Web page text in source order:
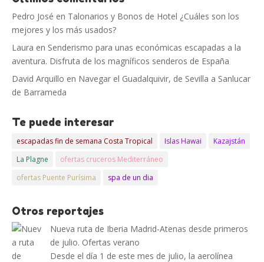
Pedro José en Talonarios y Bonos de Hotel ¿Cuáles son los
mejores y los más usados?
Laura en Senderismo para unas económicas escapadas a la
aventura. Disfruta de los magníficos senderos de España
David Arquillo en Navegar el Guadalquivir, de Sevilla a Sanlucar
de Barrameda
Te puede interesar
escapadas fin de semana Costa Tropical Islas Hawai
Kazajstán
La Plagne
ofertas cruceros Mediterráneo
ofertas Puente Purísima
spa de un dia
Otros reportajes
Nueva ruta de Iberia Madrid-Atenas desde primeros
de julio. Ofertas verano
Desde el día 1 de este mes de julio, la aerolínea